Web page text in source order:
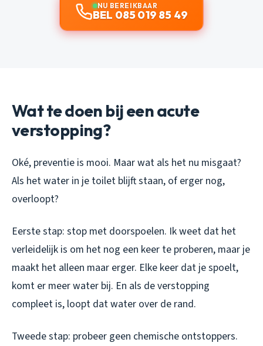
NU BEREIKBAAR
BEL 085 019 85 49
Wat te doen bij een acute
verstopping?
Oké, preventie is mooi. Maar wat als het nu misgaat?
Als het water in je toilet blijft staan, of erger nog,
overloopt?
Eerste stap: stop met doorspoelen. Ik weet dat het
verleidelijk is om het nog een keer te proberen, maar je
maakt het alleen maar erger. Elke keer dat je spoelt,
komt er meer water bij. En als de verstopping
compleet is, loopt dat water over de rand.
Tweede stap: probeer geen chemische ontstoppers.